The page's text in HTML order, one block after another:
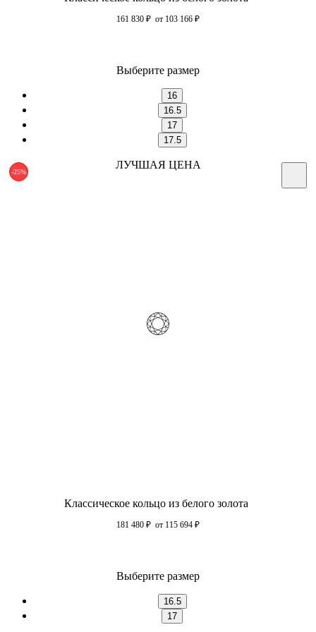
161 830 ₽ от 103 166 ₽
Выберите размер
16
16.5
17
17.5
-25%
ЛУЧШАЯ ЦЕНА
Классическое кольцо из белого золота
181 480 ₽ от 115 694 ₽
Выберите размер
16.5
17